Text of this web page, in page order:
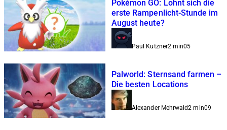
Pokémon GO: Lohnt sich die
erste Rampenlicht-Stunde im
August heute?
Paul Kutzner2 min05
Palworld: Sternsand farmen –
Die besten Locations
Alexander Mehrwald2 min09